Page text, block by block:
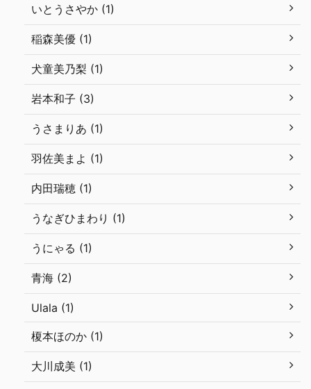
いとうさやか (1)
稲森美優 (1)
犬童美乃梨 (1)
岩本和子 (3)
うさまりあ (1)
羽佐美まよ (1)
内田瑞穂 (1)
うなぎひまわり (1)
うにゃる (1)
青海 (2)
Ulala (1)
榎本ほのか (1)
大川成美 (1)